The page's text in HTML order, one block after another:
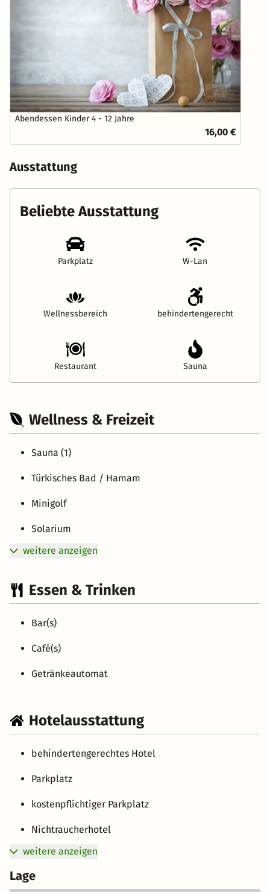
Abendessen Kinder 4 - 12 Jahre
16,00 €
Ausstattung
Beliebte Ausstattung
Parkplatz W-Lan
Wellnessbereich behindertengerecht
Restaurant Sauna
Wellness & Freizeit
Sauna (1)
Türkisches Bad / Hamam
Minigolf
Solarium
weitere anzeigen
Essen & Trinken
Bar(s)
Café(s)
Getränkeautomat
Hotelausstattung
behindertengerechtes Hotel
Parkplatz
kostenpflichtiger Parkplatz
Nichtraucherhotel
weitere anzeigen
Lage